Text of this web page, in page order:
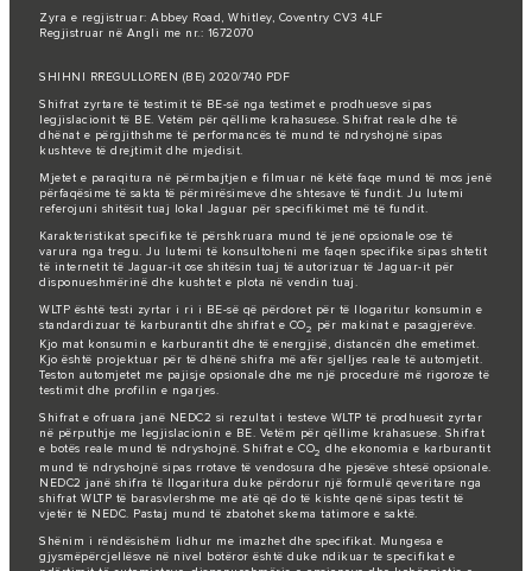
Zyra e regjistruar: Abbey Road, Whitley, Coventry CV3 4LF
Regjistruar në Angli me nr.: 1672070
SHIHNI RREGULLOREN (BE) 2020/740 PDF
Shifrat zyrtare të testimit të BE-së nga testimet e prodhuesve sipas
legjislacionit të BE. Vetëm për qëllime krahasuese. Shifrat reale dhe të
dhënat e përgjithshme të performancës të mund të ndryshojnë sipas
kushteve të drejtimit dhe mjedisit.
Mjetet e paraqitura në përmbajtjen e filmuar në këtë faqe mund të mos jenë
përfaqësime të sakta të përmirësimeve dhe shtesave të fundit. Ju lutemi
referojuni shitësit tuaj lokal Jaguar për specifikimet më të fundit.
Karakteristikat specifike të përshkruara mund të jenë opsionale ose të
varura nga tregu. Ju lutemi të konsultoheni me faqen specifike sipas shtetit
të internetit të Jaguar-it ose shitësin tuaj të autorizuar të Jaguar-it për
disponueshmërinë dhe kushtet e plota në vendin tuaj.
WLTP është testi zyrtar i ri i BE-së që përdoret për të llogaritur konsumin e
standardizuar të karburantit dhe shifrat e CO2
për makinat e pasagjerëve.
Kjo mat konsumin e karburantit dhe të energjisë, distancën dhe emetimet.
Kjo është projektuar për të dhënë shifra më afër sjelljes reale të automjetit.
Teston automjetet me pajisje opsionale dhe me një procedurë më rigoroze të
testimit dhe profilin e ngarjes.
Shifrat e ofruara janë NEDC2 si rezultat i testeve WLTP të prodhuesit zyrtar
në përputhje me legjislacionin e BE. Vetëm për qëllime krahasuese. Shifrat
e botës reale mund të ndryshojnë. Shifrat e CO2 dhe ekonomia e karburantit
mund të ndryshojnë sipas rrotave të vendosura dhe pjesëve shtesë opsionale.
NEDC2 janë shifra të llogaritura duke përdorur një formulë qeveritare nga
shifrat WLTP të barasvlershme me atë që do të kishte qenë sipas testit të
vjetër të NEDC. Pastaj mund të zbatohet skema tatimore e saktë.
Shënim i rëndësishëm lidhur me imazhet dhe specifikat. Mungesa e
gjysmëpërcjellësve në nivel botëror është duke ndikuar te specifikat e